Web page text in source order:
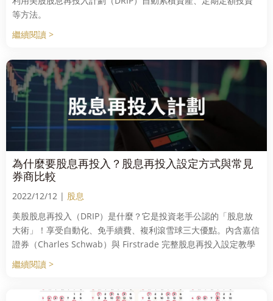
等方法。
繼續閱讀 >
為什麼要股息再投入？股息再投入設定方式與常見
券商比較
2022/12/12 | 股息
美股股息再投入（DRIP）是什麼？它是投資老手公認的「股息放
大術」！享受自動化、免手續費、複利滾雪球三大優點。內含嘉信
證券（Charles Schwab）與 Firstrade 完整股息再投入設定教學
繼續閱讀 >